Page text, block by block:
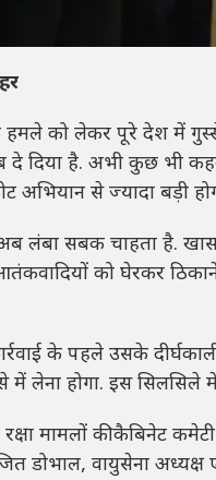
को लेकर पूरे देश में गुस्से
दे दिया है. अभी कुछ भी
अभियान से ज्यादा बड़ी
लंबा सबक चाहता है.
को घेरकर
के पहले उसके
में लेना होगा. इस सिलसिले
रक्षा मामलों की कैबिनेट
डोभाल, वायुसेना अध्यक्ष